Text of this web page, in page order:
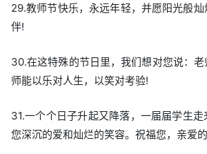
29.教师节快乐，永远年轻，并愿阳光般
伴!
30.在这特殊的节日里，我们想对您说：
师能以乐对人生，以笑对考验!
31.一个个日子升起又降落，一届届学生
您深沉的爱和灿烂的笑容。祝福您，亲爱